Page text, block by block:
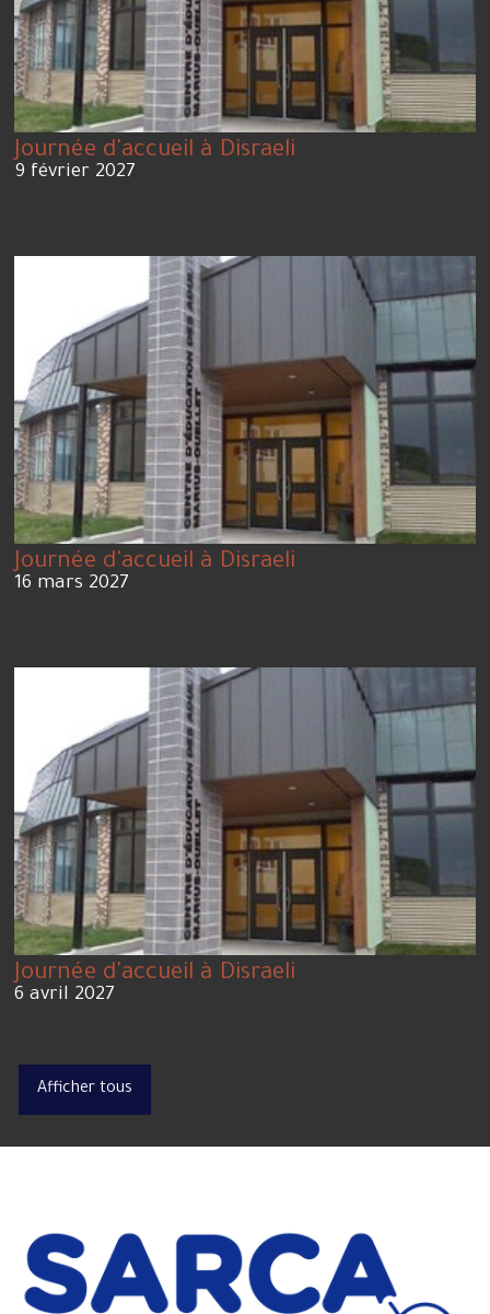
Journée d'accueil à Disraeli
9 février 2027
Journée d'accueil à Disraeli
16 mars 2027
Journée d'accueil à Disraeli
6 avril 2027
Afficher tous